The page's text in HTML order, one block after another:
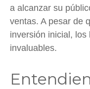
a alcanzar su
ventas. A pesar de
inversión inicial,
invaluables.